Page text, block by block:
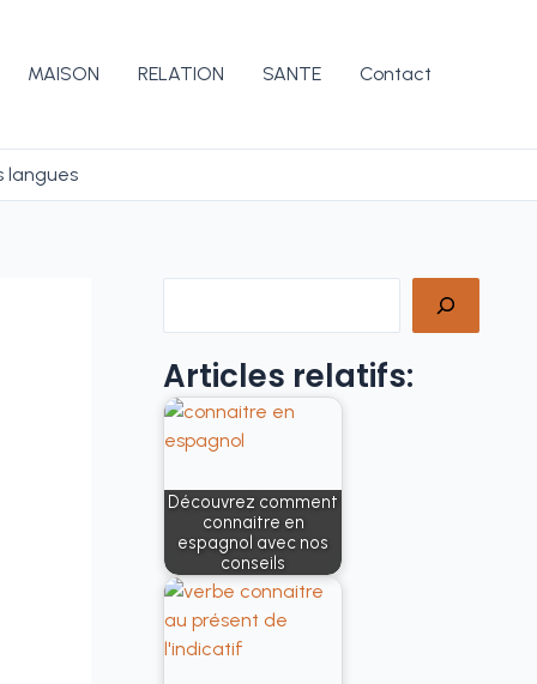
MAISON RELATION SANTE Contact
langues
Articles relatifs:
Découvrez comment
connaitre en
espagnol avec nos
conseils